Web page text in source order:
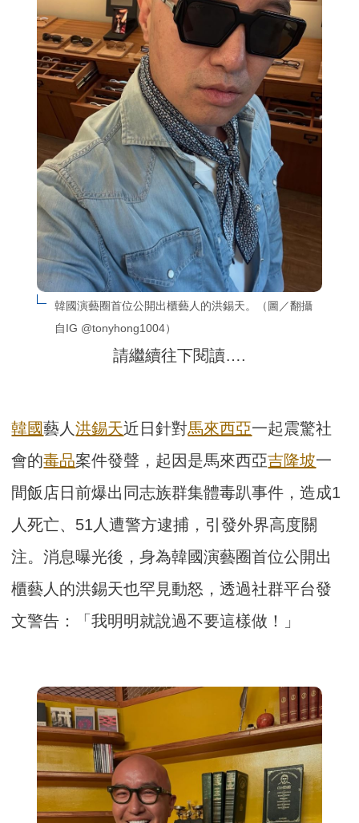
韓國演藝圈首位公開出櫃藝人的洪錫天。（圖／翻攝
自IG @tonyhong1004）
請繼續往下閱讀….
韓國藝人洪錫天近日針對馬來西亞一起震驚社
會的毒品案件發聲，起因是馬來西亞吉隆坡一
間飯店日前爆出同志族群集體毒趴事件，造成1
人死亡、51人遭警方逮捕，引發外界高度關
注。消息曝光後，身為韓國演藝圈首位公開出
櫃藝人的洪錫天也罕見動怒，透過社群平台發
文警告：「我明明就說過不要這樣做！」